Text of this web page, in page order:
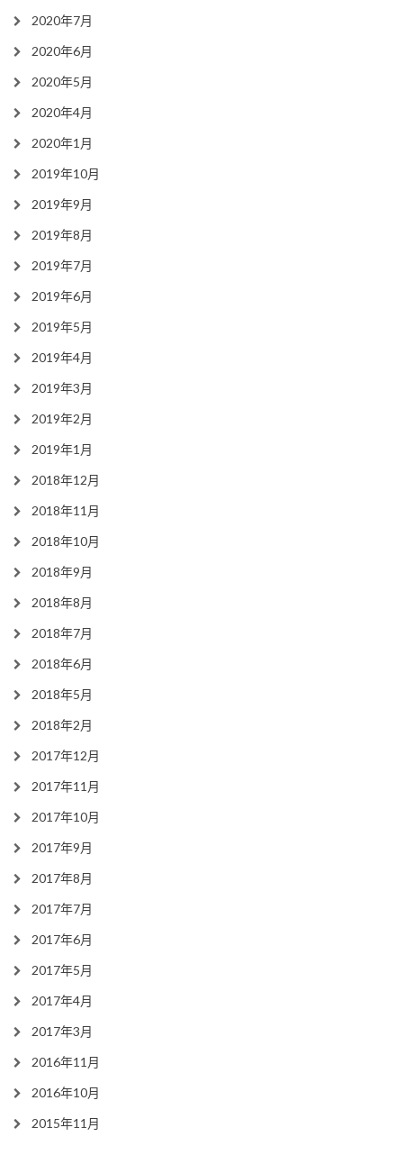
2020年7月
2020年6月
2020年5月
2020年4月
2020年1月
2019年10月
2019年9月
2019年8月
2019年7月
2019年6月
2019年5月
2019年4月
2019年3月
2019年2月
2019年1月
2018年12月
2018年11月
2018年10月
2018年9月
2018年8月
2018年7月
2018年6月
2018年5月
2018年2月
2017年12月
2017年11月
2017年10月
2017年9月
2017年8月
2017年7月
2017年6月
2017年5月
2017年4月
2017年3月
2016年11月
2016年10月
2015年11月